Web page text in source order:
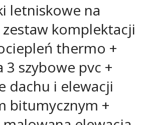
letniskowe na
zestaw komplektacji
thermo +
3 szybowe pvc +
dachu i elewacji
bitumycznym +